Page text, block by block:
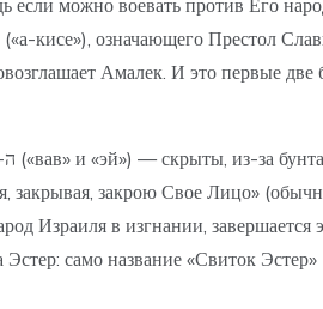
Амалек. И это первые две
закрою Свое Лицо»
Израиля в изгнании, завершается
само название «Свиток